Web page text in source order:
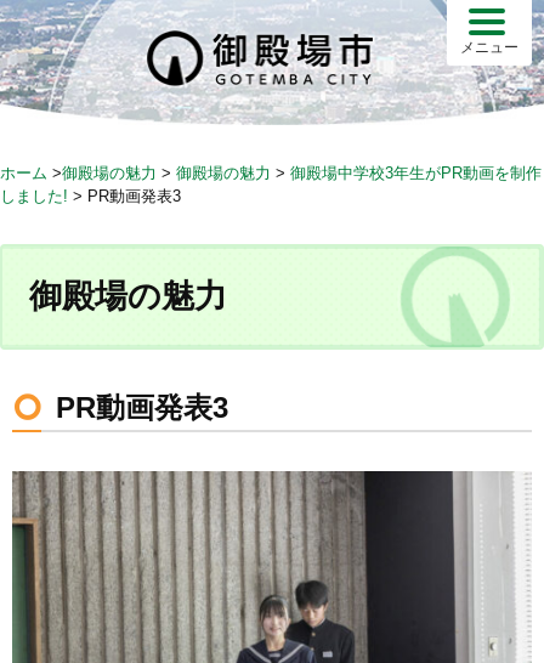
S
k
i
p
c
n
メニュー
ホーム >御殿場の魅力 > 御殿場の魅力 > 御殿場中学校3年生がPR動画を制作
しました! > PR動画発表3
御殿場の魅力
PR動画発表3